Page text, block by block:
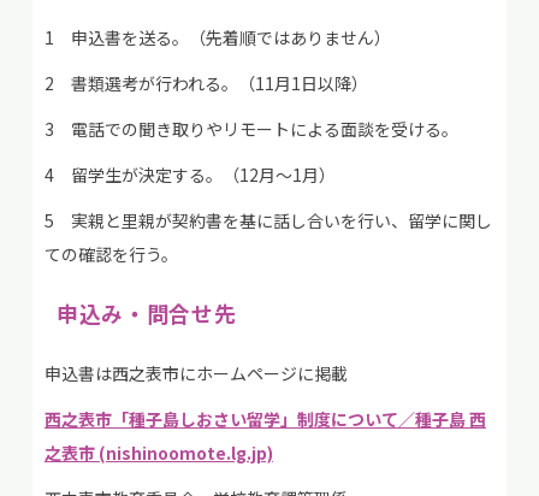
1 申込書を送る。（先着順ではありません）
2 書類選考が行われる。（11月1日以降）
3 電話での聞き取りやリモートによる面談を受ける。
4 留学生が決定する。（12月～1月）
5 実親と里親が契約書を基に話し合いを行い、留学に関し
ての確認を行う。
申込み・問合せ先
申込書は西之表市にホームページに掲載
西之表市「種子島しおさい留学」制度について／種子島 西
之表市 (nishinoomote.lg.jp)